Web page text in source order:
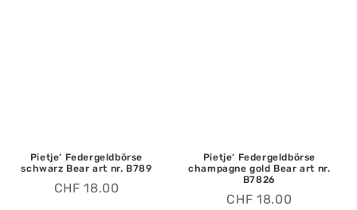
Pietje‘ Federgeldbörse
schwarz Bear art nr. B789
CHF 18.00
Pietje‘ Federgeldbörse
champagne gold Bear art nr.
B7826
CHF 18.00